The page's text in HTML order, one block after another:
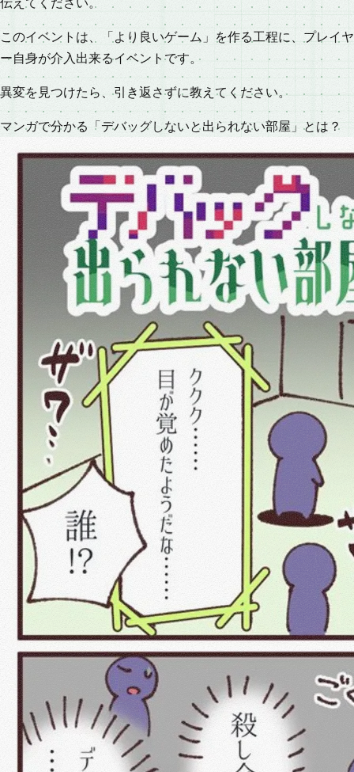
このイベントは、「より良いゲーム」を作る工程に、プレイヤ
ー自身が介入出来るイベントです。
異変を見つけたら、引き返さずに教えてください。
マンガで分かる 「 デバッグしないと出 られない部屋 」 と は ？